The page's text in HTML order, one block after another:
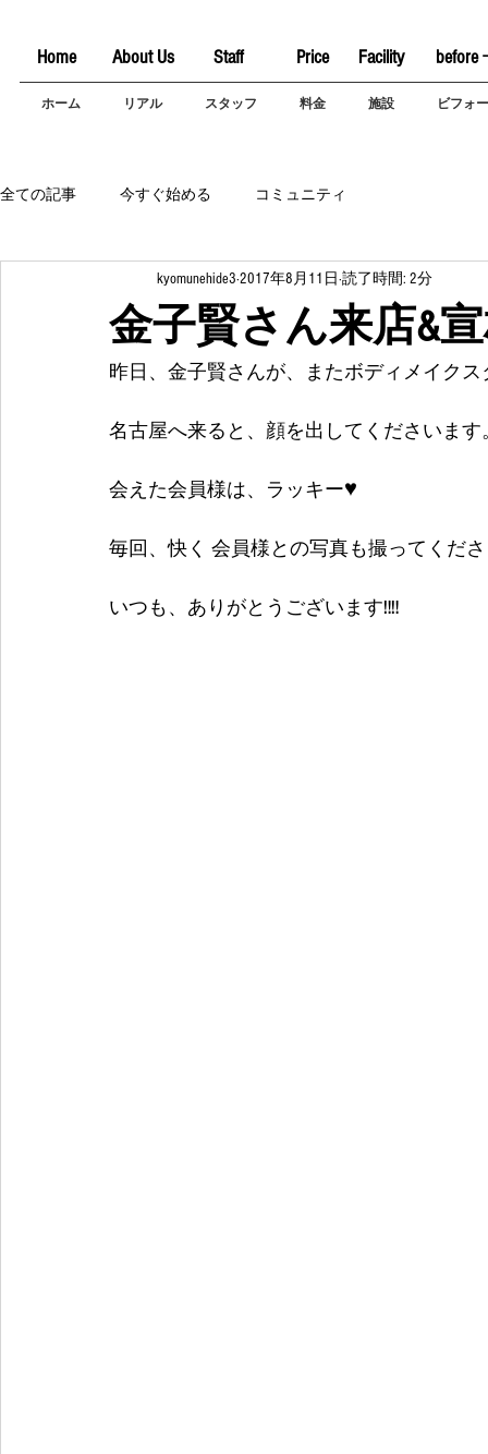
Home About Us Staff Price Facility before
ホーム リアル スタッフ 料金 施設 ビフォ
全ての記事 今すぐ始める コミュニティ
金子賢さん来店&
kyomunehide3 2017年8月11日 読了時間: 2分
昨日、金子賢さんが、またボディメイクス
名古屋へ来ると、顔を出してくださいます
会えた会員様は、ラッキー♥
毎回、快く 会員様との写真も撮ってくだ
いつも、ありがとうございます‼‼